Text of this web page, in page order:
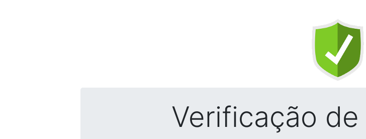
Verificação